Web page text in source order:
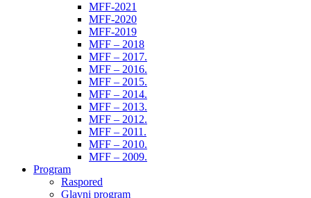
MFF-2021
MFF-2020
MFF-2019
MFF – 2018
MFF – 2017.
MFF – 2016.
MFF – 2015.
MFF – 2014.
MFF – 2013.
MFF – 2012.
MFF – 2011.
MFF – 2010.
MFF – 2009.
Program
Raspored
Glavni program